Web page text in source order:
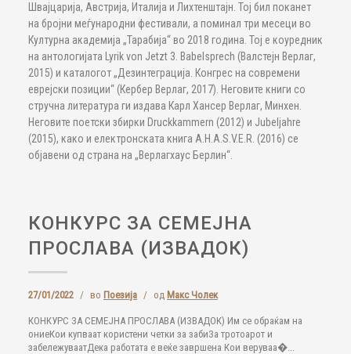
Швајцарија, Австрија, Италија и Лихтенштајн. Тој бил поканет
на бројни меѓународни фестивали, а поминал три месеци во
Културна академија „Тарабија“ во 2018 година. Тој е коуредник
на антологијата Lyrik von Jetzt 3. Babelsprech (Валстејн Верлаг,
2015) и каталогот „Дезинтеграција. Конгрес на современи
еврејски позиции“ (Кербер Верлаг, 2017). Неговите книги со
стручна литература ги издава Карл Хансер Верлаг, Минхен.
Неговите поетски збирки Druckkammern (2012) и Jubeljahre
(2015), како и електронската книга A.H.A.S.V.E.R. (2016) се
објавени од страна на „Верлагхаус Берлин“.
КОНКУРС ЗА СЕМЕЈНА
ПРОСЛАВА (ИЗВАДОК)
27/01/2022 / во Поезија / од Макс Чолек
КОНКУРС ЗА СЕМЕЈНА ПРОСЛАВА (ИЗВАДОК) Им се обраќам на
ониеКои купваат користени четки за забиЗа тротоарот и
забележуваатДека работата е веќе завршена Кои веруваа�...